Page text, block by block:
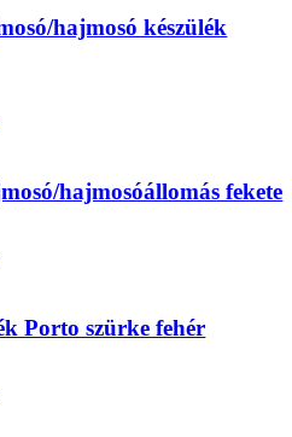
hajmosó készülék
hajmosóállomás fekete
Porto szürke fehér